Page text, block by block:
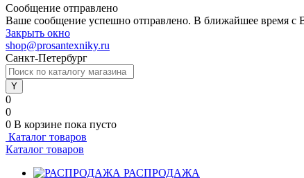
Сообщение отправлено
Ваше сообщение успешно отправлено. В ближайшее время с
Закрыть окно
shop@prosantexniky.ru
Санкт-Петербург
0
0
0 В корзине пока пусто
Каталог товаров
Каталог товаров
РАСПРОДАЖА